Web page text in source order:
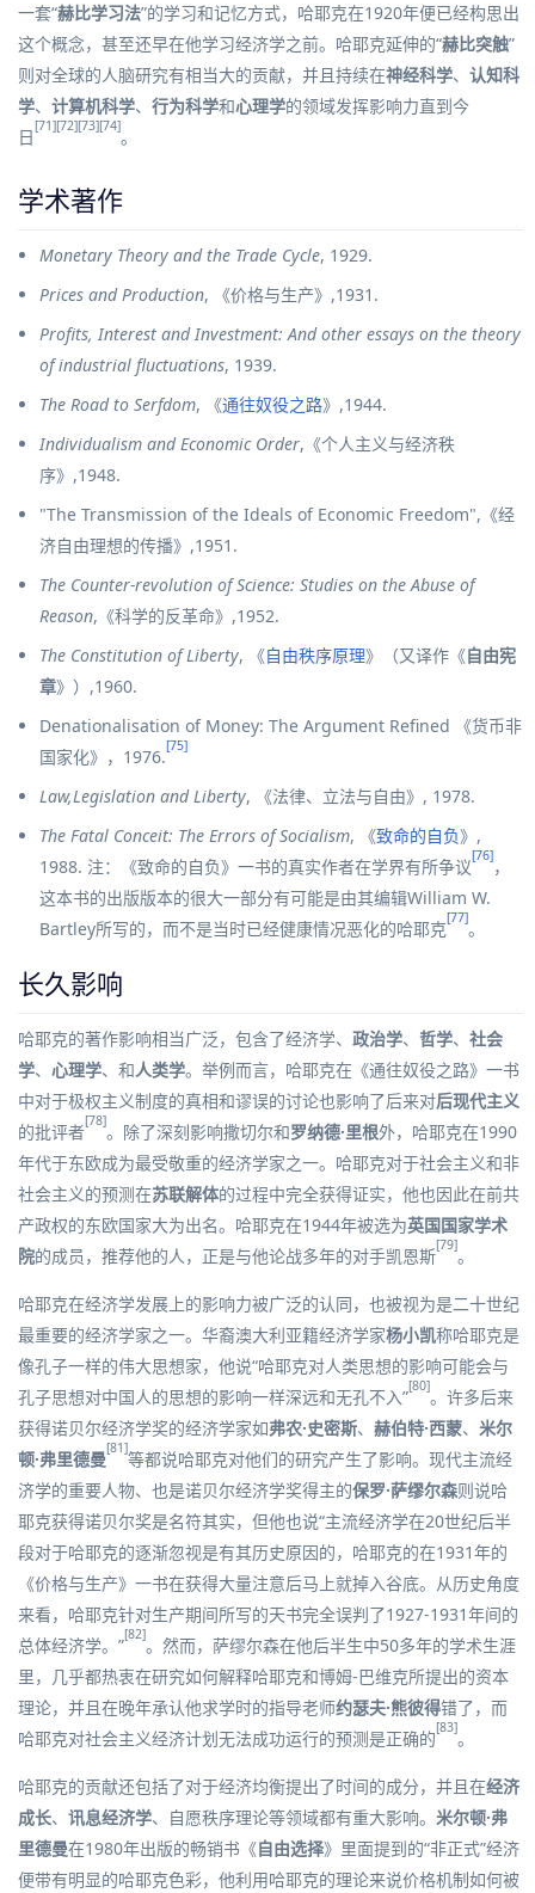
一套“赫比学习法”的学习和记忆方式，哈耶克在1920年便已经构思出
这个概念，甚至还早在他学习经济学之前。哈耶克延伸的“赫比突触”
则对全球的人脑研究有相当大的贡献，并且持续在神经科学、 认知科
学、 计算机科学、 行为科学和心理学的领域发挥影响力直到今
日[71][72][73][74]。
学术著作
Monetary Theory and the Trade Cycle, 1929.
Prices and Production, 《价格与生产》,1931.
Profits, Interest and Investment: And other essays on the theory
of industrial fluctuations, 1939.
The Road to Serfdom, 《通往奴役之路》,1944.
Individualism and Economic Order,《个人主义与经济秩
序》,1948.
"The Transmission of the Ideals of Economic Freedom",《经
济自由理想的传播》,1951.
The Counter-revolution of Science: Studies on the Abuse of
Reason,《科学的反革命》,1952.
The Constitution of Liberty, 《自由秩序原理》（又译作《自由宪
章》）,1960.
Denationalisation of Money: The Argument Refined 《货币非
国家化》，1976.[75]
Law,Legislation and Liberty, 《法律、立法与自由》, 1978.
The Fatal Conceit: The Errors of Socialism, 《致命的自负》,
1988. 注：《致命的自负》一书的真实作者在学界有所争议[76]，
这本书的出版版本的很大一部分有可能是由其编辑William W.
Bartley所写的，而不是当时已经健康情况恶化的哈耶克[77]。
长久影响
哈耶克的著作影响相当广泛，包含了经济学、 政治学、 哲学、 社会
学、 心理学、和人类学。举例而言，哈耶克在《通往奴役之路》一书
中对于极权主义制度的真相和谬误的讨论也影响了后来对后现代主义
的批评者[78]。除了深刻影响撒切尔和罗纳德·里根外，哈耶克在1990
年代于东欧成为最受敬重的经济学家之一。哈耶克对于社会主义和非
社会主义的预测在苏联解体的过程中完全获得证实，他也因此在前共
产政权的东欧国家大为出名。哈耶克在1944年被选为英国国家学术
院的成员，推荐他的人，正是与他论战多年的对手凯恩斯[79]。
哈耶克在经济学发展上的影响力被广泛的认同，也被视为是二十世纪
最重要的经济学家之一。华裔澳大利亚籍经济学家杨小凯称哈耶克是
像孔子一样的伟大思想家，他说“哈耶克对人类思想的影响可能会与
孔子思想对中国人的思想的影响一样深远和无孔不入”[80]。许多后来
获得诺贝尔经济学奖的经济学家如弗农·史密斯、 赫伯特·西蒙、 米尔
顿·弗里德曼[81]等都说哈耶克对他们的研究产生了影响。现代主流经
济学的重要人物、也是诺贝尔经济学奖得主的保罗·萨缪尔森则说哈
耶克获得诺贝尔奖是名符其实，但他也说“主流经济学在20世纪后半
段对于哈耶克的逐渐忽视是有其历史原因的，哈耶克的在1931年的
《价格与生产》一书在获得大量注意后马上就掉入谷底。从历史角度
来看，哈耶克针对生产期间所写的天书完全误判了1927-1931年间的
总体经济学。”[82]。然而，萨缪尔森在他后半生中50多年的学术生涯
里，几乎都热衷在研究如何解释哈耶克和博姆-巴维克所提出的资本
理论，并且在晚年承认他求学时的指导老师约瑟夫·熊彼得错了，而
哈耶克对社会主义经济计划无法成功运行的预测是正确的[83]。
哈耶克的贡献还包括了对于经济均衡提出了时间的成分，并且在经济
成长、 讯息经济学、自愿秩序理论等领域都有重大影响。 米尔顿·弗
里德曼在1980年出版的畅销书《自由选择》里面提到的“非正式”经济
便带有明显的哈耶克色彩，他利用哈耶克的理论来说价格机制如何被